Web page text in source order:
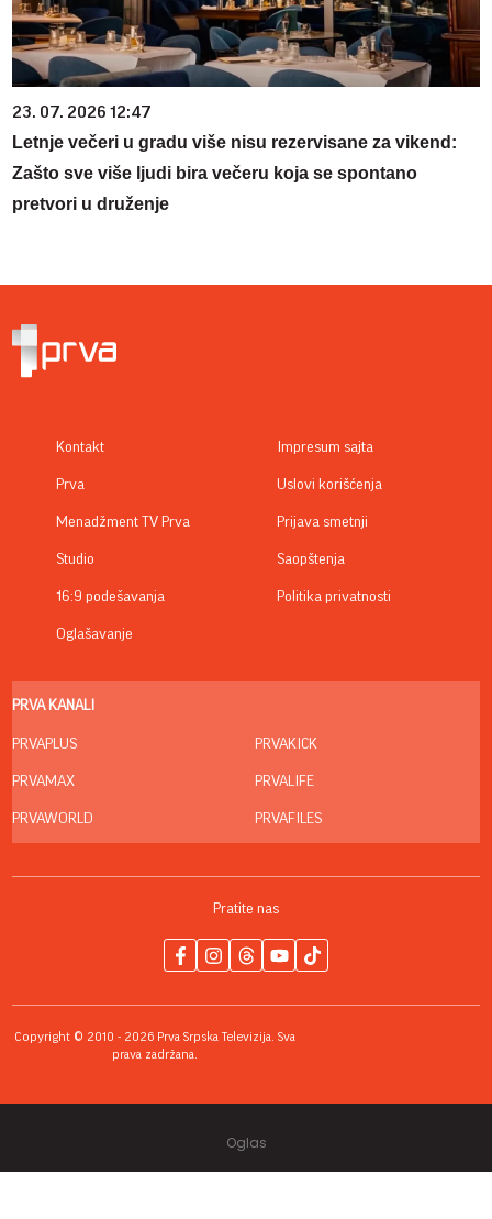
23. 07. 2026 12:47
Letnje večeri u gradu više nisu rezervisane za vikend:
Zašto sve više ljudi bira večeru koja se spontano
pretvori u druženje
Kontakt
Prva
Menadžment TV Prva
Studio
16:9 podešavanja
Oglašavanje
Impresum sajta
Uslovi korišćenja
Prijava smetnji
Saopštenja
Politika privatnosti
PRVA KANALI
PRVAPLUS
PRVAMAX
PRVAWORLD
PRVAKICK
PRVALIFE
PRVAFILES
Pratite nas
Copyright © 2010 - 2026 Prva Srpska Televizija. Sva
prava zadržana.